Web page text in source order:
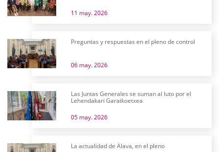
11 may. 2026
Preguntas y respuestas en el pleno de control
06 may. 2026
Las Juntas Generales se suman al luto por el
Lehendakari Garaikoetxea
05 may. 2026
La actualidad de Álava, en el pleno